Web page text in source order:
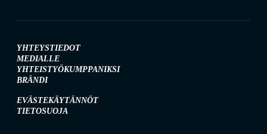
YHTEYSTIEDOT
MEDIALLE
YHTEISTYÖKUMPPANIKSI
BRÄNDI
EVÄSTEKÄYTÄNNÖT
TIETOSUOJA